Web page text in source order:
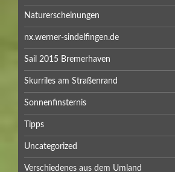
Naturerscheinungen
nx.werner-sindelfingen.de
Sail 2015 Bremerhaven
Skurriles am Straßenrand
Sonnenfinsternis
Tipps
Uncategorized
Verschiedenes aus dem Umland